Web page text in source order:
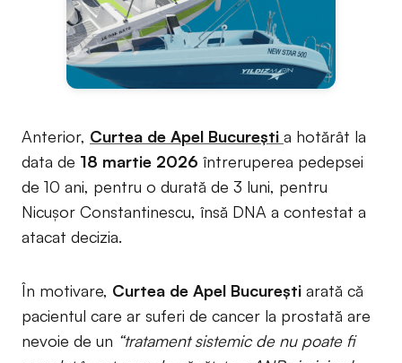
Anterior, Curtea de Apel București a hotărât la
data de 18 martie 2026 întreruperea pedepsei
de 10 ani, pentru o durată de 3 luni, pentru
Nicușor Constantinescu, însă DNA a contestat a
atacat decizia.
În motivare, Curtea de Apel București arată că
pacientul care ar suferi de cancer la prostată are
nevoie de un “tratament sistemic de nu poate fi